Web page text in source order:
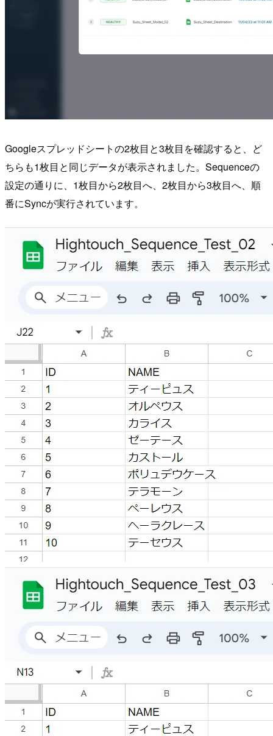
Googleスプレッドシートの2枚目と3枚目を確認すると、ど
ちらも1枚目と同じデータが表示されました。Sequenceの
設定の通りに、1枚目から2枚目へ、2枚目から3枚目へ、順
番にSyncが実行されています。